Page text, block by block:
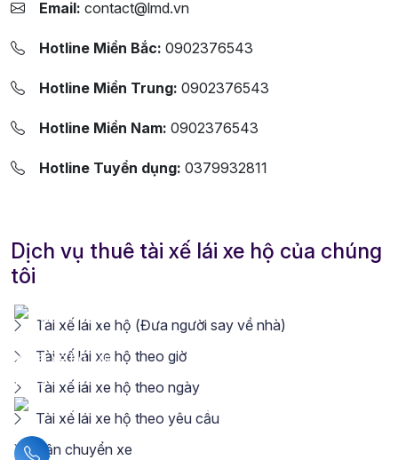
Email: contact@lmd.vn
Hotline Miền Bắc: 0902376543
Hotline Miền Trung: 0902376543
Hotline Miền Nam: 0902376543
Hotline Tuyển dụng: 0379932811
Dịch vụ thuê tài xế lái xe hộ của chúng
tôi
Tài xế lái xe hộ (Đưa người say về nhà)
Tài xế lái xe hộ theo giờ
Tài xế lái xe hộ theo ngày
Tài xế lái xe hộ theo yêu cầu
Vận chuyển xe
Liên hệ hotline